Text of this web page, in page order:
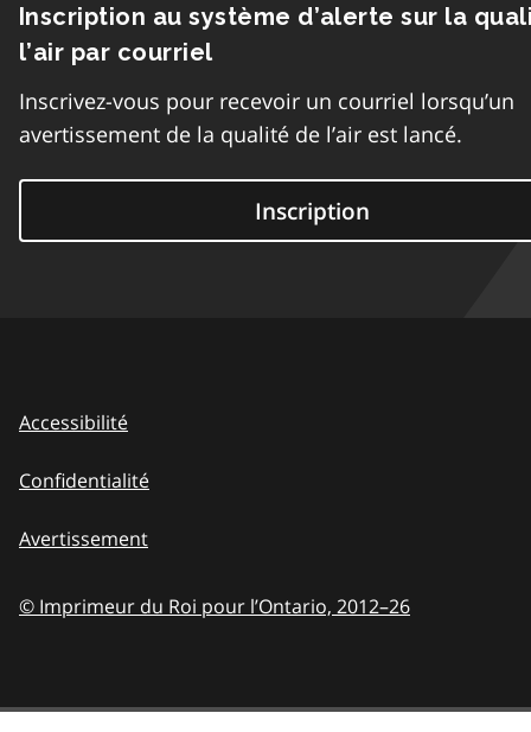
Inscription au système d’alerte sur la
l’air par courriel
Inscrivez-vous pour recevoir un courriel lorsqu’un
avertissement de la qualité de l’air est lancé.
Inscription
Accessibilité
Confidentialité
Avertissement
© Imprimeur du Roi pour l’Ontario, 2012–26